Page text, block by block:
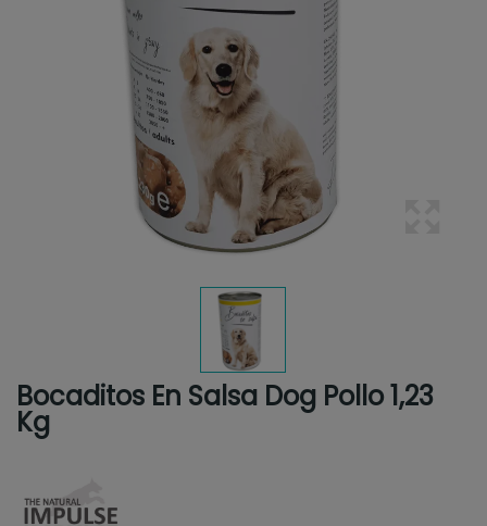
Bocaditos En Salsa Dog Pollo 1,23
Kg